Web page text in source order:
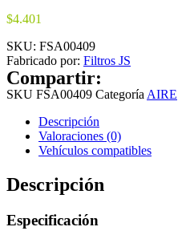
$4.401
SKU: FSA00409
Fabricado por: Filtros JS
Compartir:
SKU FSA00409 Categoría AIRE
Descripción
Valoraciones (0)
Vehículos compatibles
Descripción
Especificación